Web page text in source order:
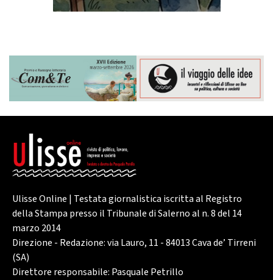
Ulisse Online | Testata giornalistica iscritta al Registro
della Stampa presso il Tribunale di Salerno al n. 8 del 14
marzo 2014
Direzione - Redazione: via Lauro, 11 - 84013 Cava de’ Tirreni
(SA)
Direttore responsabile: Pasquale Petrillo